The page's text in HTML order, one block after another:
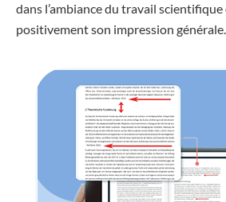
dans l’ambiance du travail
positivement son impression générale.